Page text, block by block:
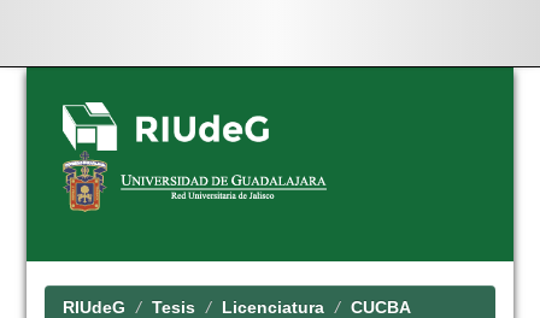
Skip
navigation
RIUdeG Tesis Licenciatura CUCBA